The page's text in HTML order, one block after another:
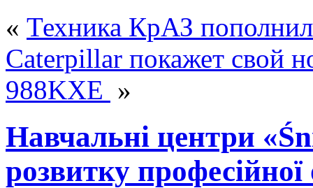
« Техника КрАЗ
Caterpillar покажет свой
988KXE »
Навчальні центри
розвитку